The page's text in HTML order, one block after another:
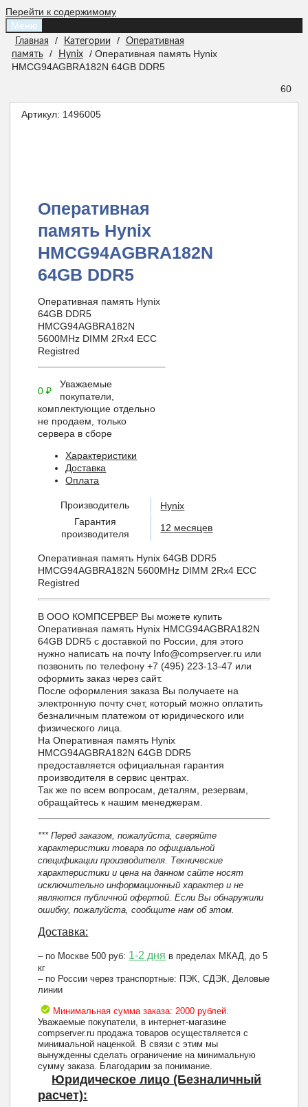
Перейти к содержимому
Меню
Главная / Категории /
Оперативная
память
/ Hynix
/ Оперативная память Hynix
HMCG94AGBRA182N 64GB DDR5
60
Артикул: 1496005
Оперативная
память Hynix
HMCG94AGBRA182N
64GB DDR5
Оперативная память Hynix
64GB DDR5
HMCG94AGBRA182N
5600MHz DIMM 2Rx4 ECC
Registred
0₽
Уважаемые
покупатели,
комплектующие отдельно
не продаем, только
сервера в сборе
Характеристики
Доставка
Оплата
Производитель
Hynix
Гарантия
производителя
12 месяцев
Оперативная память Hynix 64GB DDR5
HMCG94AGBRA182N 5600MHz DIMM 2Rx4 ECC
Registred
В ООО КОМПСЕРВЕР Вы можете купить
Оперативная память Hynix HMCG94AGBRA182N
64GB DDR5 с доставкой по России, для этого
нужно написать на почту Info@compserver.ru или
позвонить по телефону +7 (495) 223-13-47 или
оформить заказ через сайт.
После оформления заказа Вы получаете на
электронную почту счет, который можно оплатить
безналичным платежом от юридического или
физического лица.
На Оперативная память Hynix
HMCG94AGBRA182N 64GB DDR5
предоставляется официальная гарантия
производителя в сервис центрах.
Так же по всем вопросам, деталям, резервам,
обращайтесь к нашим менеджерам.
*** Перед заказом, пожалуйста, сверяйте
характеристики товара по официальной
спецификации производителя. Технические
характеристики и цена на данном сайте носят
исключительно информационный характер и не
являются публичной офертой. Если Вы обнаружили
ошибку, пожалуйста, сообщите нам об этом.
Доставка:
– по Москве 500 руб: 1-2 дня в пределах МКАД, до 5
кг
– по России через транспортные: ПЭК, СДЭК, Деловые
линии
Минимальная сумма заказа: 2000 рублей.
Уважаемые покупатели, в интернет-магазине
compserver.ru продажа товаров осуществляется с
минимальной наценкой. В связи с этим мы
вынужденны сделать ограничение на минимальную
сумму заказа. Благодарим за понимание.
Юридическое лицо (Безналичный
расчет):